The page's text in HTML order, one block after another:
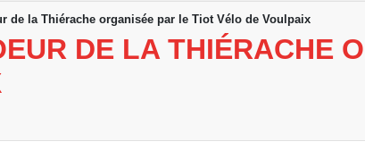
de la Thiérache organisée par le Tiot Vélo de Voulpaix
DE LA THIÉRACHE